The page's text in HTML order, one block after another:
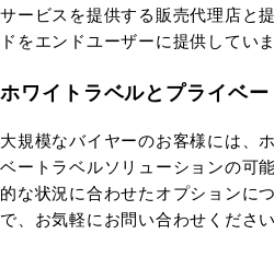
サービスを提供する販売代理店と
ドをエンドユーザーに提供していま
ホワイトラベルとプライベ
大規模なバイヤーのお客様には、
ベートラベルソリューションの可
的な状況に合わせたオプションに
で、お気軽にお問い合わせください